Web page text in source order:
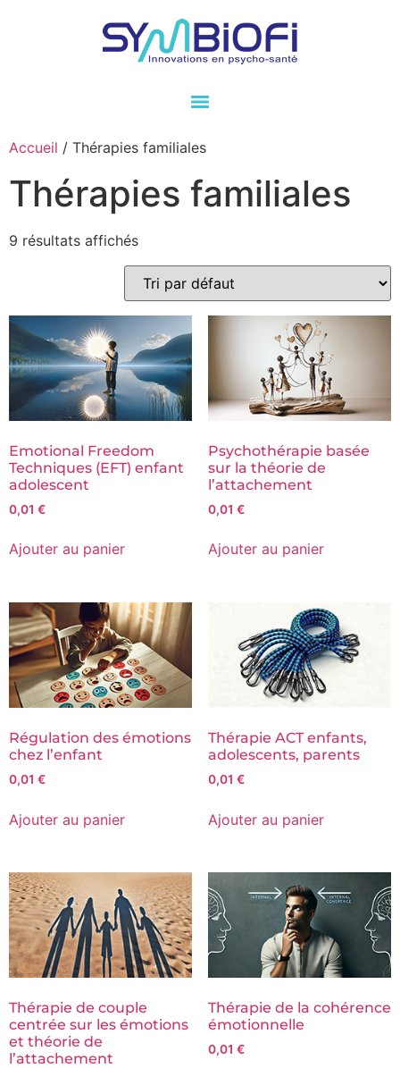
Accueil / Thérapies familiales
Thérapies familiales
9 résultats affichés
Emotional Freedom
Techniques (EFT) enfant
adolescent
0,01 €
Ajouter au panier
Psychothérapie basée
sur la théorie de
l’attachement
0,01 €
Ajouter au panier
Régulation des émotions
chez l’enfant
0,01 €
Ajouter au panier
Thérapie ACT enfants,
adolescents, parents
0,01 €
Ajouter au panier
Thérapie de couple
centrée sur les émotions
et théorie de
l’attachement
Thérapie de la cohérence
émotionnelle
0,01 €